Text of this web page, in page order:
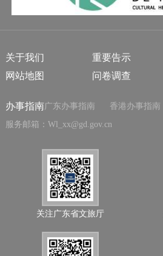
关于我们 重要告示
网站地图
问卷调查
办事指南广东办事指南 香港办事指南
服务邮箱：Wl_xx@gd.gov.cn
关注广东省文旅厅